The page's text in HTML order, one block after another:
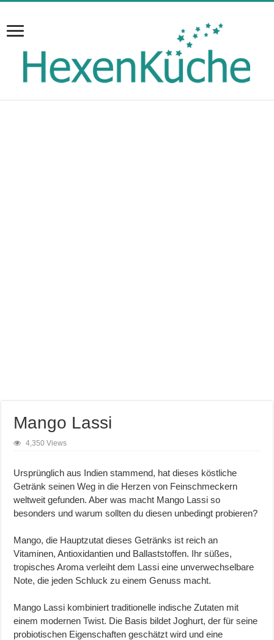
Mango Lassi
4,350 Views
Ursprünglich aus Indien stammend, hat dieses köstliche
Getränk seinen Weg in die Herzen von Feinschmeckern
weltweit gefunden. Aber was macht Mango Lassi so
besonders und warum sollten du diesen unbedingt probieren?
Mango, die Hauptzutat dieses Getränks ist reich an
Vitaminen, Antioxidantien und Ballaststoffen. Ihr süßes,
tropisches Aroma verleiht dem Lassi eine unverwechselbare
Note, die jeden Schluck zu einem Genuss macht.
Mango Lassi kombiniert traditionelle indische Zutaten mit
einem modernen Twist. Die Basis bildet Joghurt, der für seine
probiotischen Eigenschaften geschätzt wird und eine